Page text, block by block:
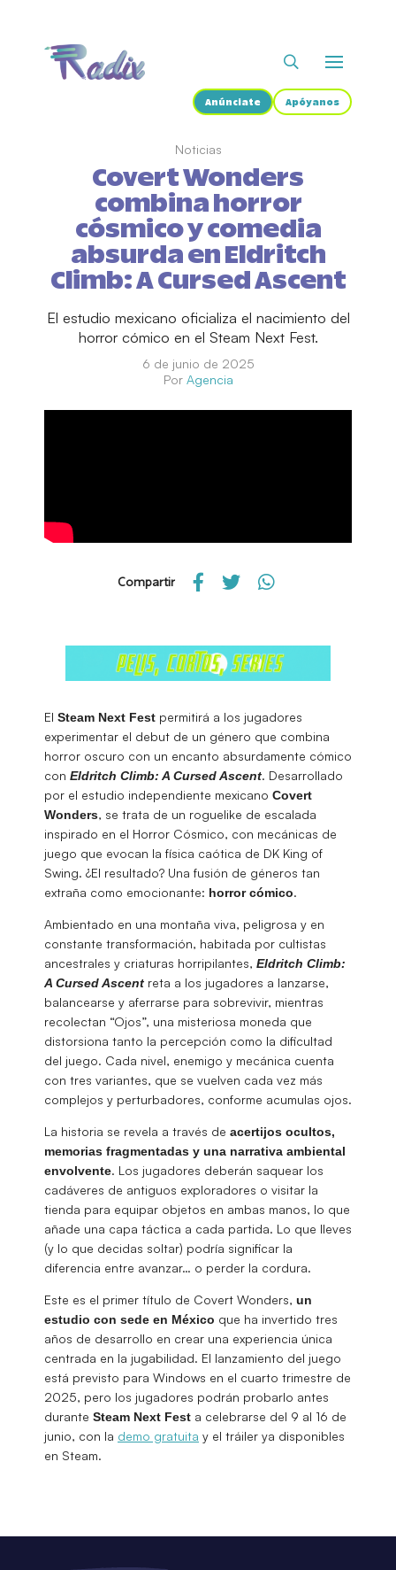
Anúnciate Apóyanos
Noticias
Covert Wonders
combina horror
cósmico y comedia
absurda en Eldritch
Climb: A Cursed Ascent
El estudio mexicano oficializa el nacimiento del
horror cómico en el Steam Next Fest.
6 de junio de 2025
Por Agencia
Compartir
El Steam Next Fest permitirá a los jugadores
experimentar el debut de un género que combina
horror oscuro con un encanto absurdamente cómico
con Eldritch Climb: A Cursed Ascent. Desarrollado
por el estudio independiente mexicano Covert
Wonders, se trata de un roguelike de escalada
inspirado en el Horror Cósmico, con mecánicas de
juego que evocan la física caótica de DK King of
Swing. ¿El resultado? Una fusión de géneros tan
extraña como emocionante: horror cómico.
Ambientado en una montaña viva, peligrosa y en
constante transformación, habitada por cultistas
ancestrales y criaturas horripilantes, Eldritch Climb:
A Cursed Ascent reta a los jugadores a lanzarse,
balancearse y aferrarse para sobrevivir, mientras
recolectan “Ojos”, una misteriosa moneda que
distorsiona tanto la percepción como la dificultad
del juego. Cada nivel, enemigo y mecánica cuenta
con tres variantes, que se vuelven cada vez más
complejos y perturbadores, conforme acumulas ojos.
La historia se revela a través de acertijos ocultos,
memorias fragmentadas y una narrativa ambiental
envolvente. Los jugadores deberán saquear los
cadáveres de antiguos exploradores o visitar la
tienda para equipar objetos en ambas manos, lo que
añade una capa táctica a cada partida. Lo que lleves
(y lo que decidas soltar) podría significar la
diferencia entre avanzar… o perder la cordura.
Este es el primer título de Covert Wonders, un
estudio con sede en México que ha invertido tres
años de desarrollo en crear una experiencia única
centrada en la jugabilidad. El lanzamiento del juego
está previsto para Windows en el cuarto trimestre de
2025, pero los jugadores podrán probarlo antes
durante Steam Next Fest a celebrarse del 9 al 16 de
junio, con la demo gratuita y el tráiler ya disponibles
en Steam.